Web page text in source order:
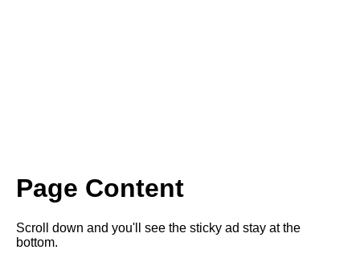
Page Content
Scroll down and you'll see the sticky ad stay at the
bottom.